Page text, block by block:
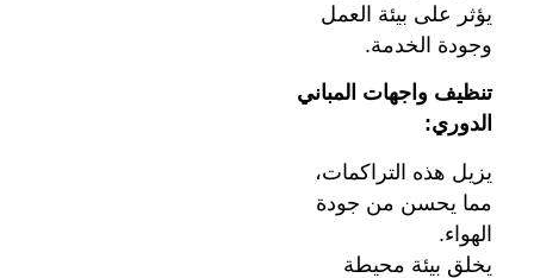
يؤثر على بيئة العمل
وجودة الخدمة.
تنظيف واجهات المباني
الدوري:
يزيل هذه التراكمات،
مما يحسن من جودة
الهواء.
يخلق بيئة محيطة